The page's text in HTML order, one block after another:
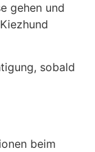
gehen und
sobald
beim